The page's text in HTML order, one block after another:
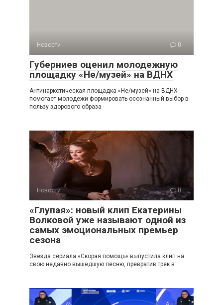
Новости 0
Губерниев оценил молодежную
площадку «Не/музей» на ВДНХ
Антинаркотическая площадка «Не/музей» на ВДНХ
помогает молодежи формировать осознанный выбор в
пользу здорового образа
Новости 0
«Глупая»: новый клип Екатерины
Волковой уже называют одной из
самых эмоциональных премьер
сезона
Звезда сериала «Скорая помощь» выпустила клип на
свою недавно вышедшую песню, превратив трек в